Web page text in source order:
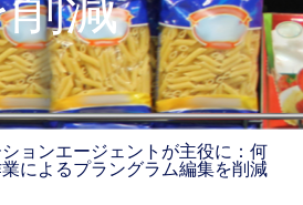
ョンエージェントが主役に：何
によるプラングラム編集を削減